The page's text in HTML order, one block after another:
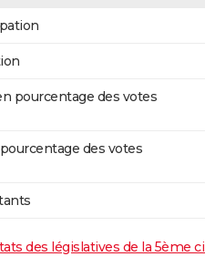
pourcentage des votes
des votes
des législatives de la